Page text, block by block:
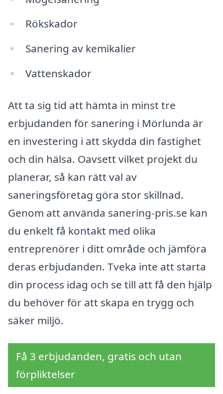
Rökskador
Sanering av kemikalier
Vattenskador
Att ta sig tid att hämta in minst tre
erbjudanden för sanering i Mörlunda är
en investering i att skydda din fastighet
och din hälsa. Oavsett vilket projekt du
planerar, så kan rätt val av
saneringsföretag göra stor skillnad.
Genom att använda sanering-pris.se kan
du enkelt få kontakt med olika
entreprenörer i ditt område och jämföra
deras erbjudanden. Tveka inte att starta
din process idag och se till att få den hjälp
du behöver för att skapa en trygg och
säker miljö.
Få 3 erbjudanden, gratis och utan
förpliktelser